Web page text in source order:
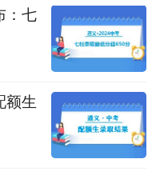
：七
额生